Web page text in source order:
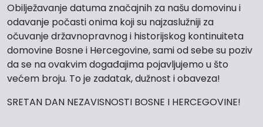
Obilježavanje datuma značajnih za našu domovinu i
odavanje počasti onima koji su najzaslužniji za
očuvanje državnopravnog i historijskog kontinuiteta
domovine Bosne i Hercegovine, sami od sebe su poziv
da se na ovakvim događajima pojavljujemo u što
većem broju. To je zadatak, dužnost i obaveza!
SRETAN DAN NEZAVISNOSTI BOSNE I HERCEGOVINE!